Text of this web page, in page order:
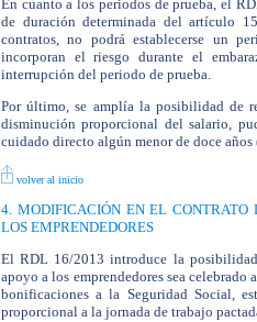
En cuanto a los periodos de prueba, el
de duración determinada del artículo
contratos, no podrá establecerse un
incorporan el riesgo durante el
interrupción del periodo de prueba.
Por último, se amplía la posibilidad de
disminución proporcional del salario,
cuidado directo algún menor de doce
volver al inicio
4. MODIFICACIÓN EN EL CONTRATO
LOS EMPRENDEDORES
El RDL 16/2013 introduce la
apoyo a los emprendedores sea
bonificaciones a la Seguridad Social,
proporcional a la jornada de trabajo